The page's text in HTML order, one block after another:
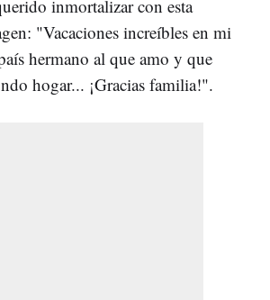
inmortalizar con esta
"Vacaciones increíbles en mi
hermano al que amo y que
hogar... ¡Gracias familia!".